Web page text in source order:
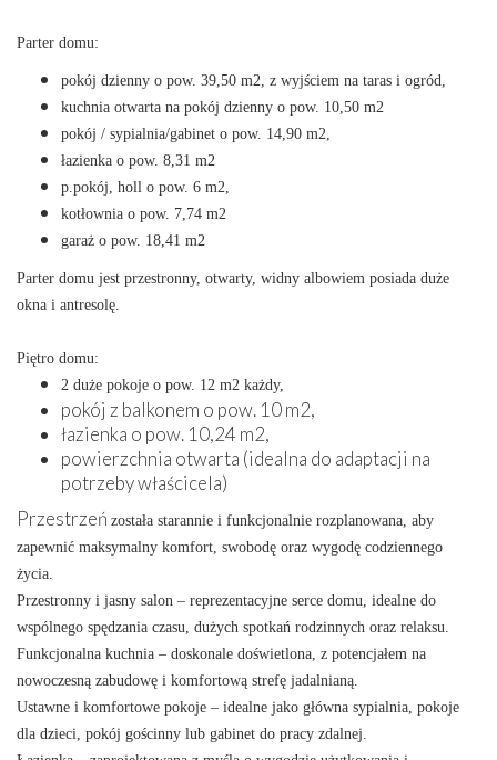
Parter domu:
pokój dzienny o pow. 39,50 m2, z wyjściem na taras i ogród,
kuchnia otwarta na pokój dzienny o pow. 10,50 m2
pokój / sypialnia/gabinet o pow. 14,90 m2,
łazienka o pow. 8,31 m2
p.pokój, holl o pow. 6 m2,
kotłownia o pow. 7,74 m2
garaż o pow. 18,41 m2
Parter domu jest przestronny, otwarty, widny albowiem posiada duże
okna i antresolę.
Piętro domu:
2 duże pokoje o pow. 12 m2 każdy,
pokój z balkonem o pow. 10 m2,
łazienka o pow. 10,24 m2,
powierzchnia otwarta (idealna do adaptacji na
potrzeby właścicela)
Przestrzeń została starannie i funkcjonalnie rozplanowana, aby
zapewnić maksymalny komfort, swobodę oraz wygodę codziennego
życia.
Przestronny i jasny salon – reprezentacyjne serce domu, idealne do
wspólnego spędzania czasu, dużych spotkań rodzinnych oraz relaksu.
Funkcjonalna kuchnia – doskonale doświetlona, z potencjałem na
nowoczesną zabudowę i komfortową strefę jadalnianą.
Ustawne i komfortowe pokoje – idealne jako główna sypialnia, pokoje
dla dzieci, pokój gościnny lub gabinet do pracy zdalnej.